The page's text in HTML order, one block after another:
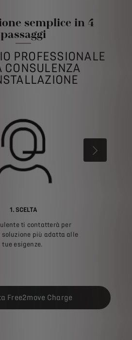
semplice in 4
passaggi
PROFESSIONALE
CONSULENZA
1. SCELTA
ti contatterà per
più adatta alle
tue esigenze.
Free2move Charge